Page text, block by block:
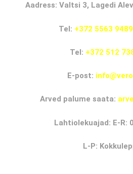
Aadress: Valtsi 3, Lagedi
Tel: +372 5563
Tel: +372 512
E-post:
Arved palume saata:
Lahtiolekuajad: E-R:
L-P: